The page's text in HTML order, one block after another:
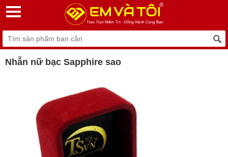
Nhẫn nữ bạc Sapphire sao